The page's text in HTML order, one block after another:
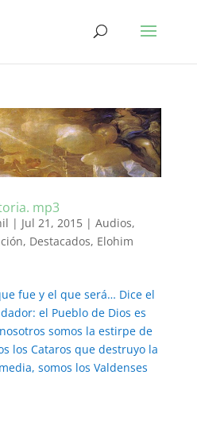
mp3
| Jul 21, 2015| Audios,
, Destacados, Elohim
fue y el que será… Dice el
el Pueblo de Dios es
somos la estirpe de
los Cataros que destruyo la
somos los Valdenses